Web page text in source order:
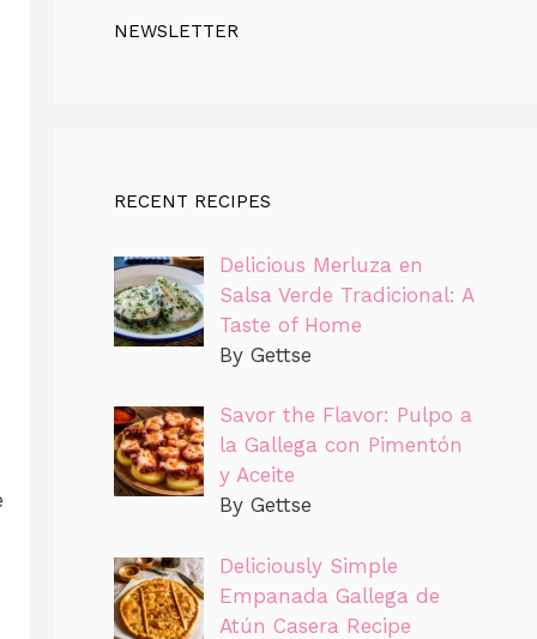
NEWSLETTER
RECENT RECIPES
Delicious Merluza en
Salsa Verde Tradicional: A
Taste of Home
By Gettse
Savor the Flavor: Pulpo a
la Gallega con Pimentón
y Aceite
By Gettse
Deliciously Simple
Empanada Gallega de
Atún Casera Recipe